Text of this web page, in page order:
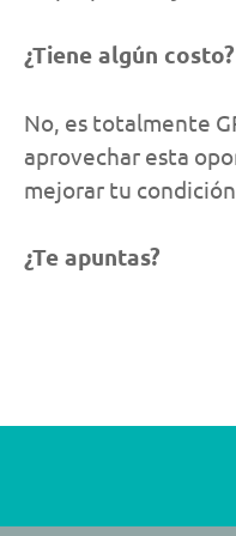
¿Tiene algún costo?
No, es totalmente
aprovechar esta
mejorar tu
¿Te apuntas?